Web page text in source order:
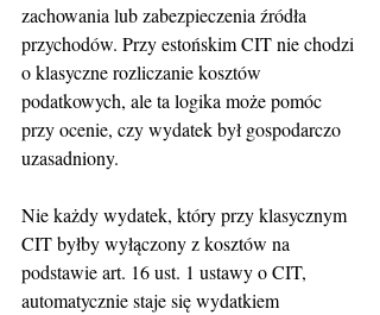
zachowania lub zabezpieczenia źródła
przychodów. Przy estońskim CIT nie chodzi
o klasyczne rozliczanie kosztów
podatkowych, ale ta logika może pomóc
przy ocenie, czy wydatek był gospodarczo
uzasadniony.
Nie każdy wydatek, który przy klasycznym
CIT byłby wyłączony z kosztów na
podstawie art. 16 ust. 1 ustawy o CIT,
automatycznie staje się wydatkiem